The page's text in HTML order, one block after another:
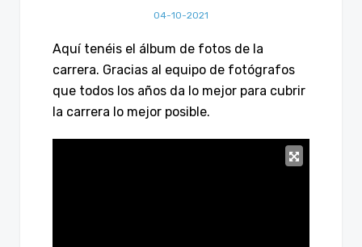
04-10-2021
Aquí tenéis el álbum de fotos de la
carrera. Gracias al equipo de fotógrafos
que todos los años da lo mejor para cubrir
la carrera lo mejor posible.